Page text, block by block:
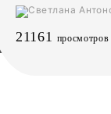
21161 просмотров